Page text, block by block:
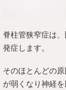
脊柱管狭窄症は
発症します。
そのほとんどの
が弱くなり神経を